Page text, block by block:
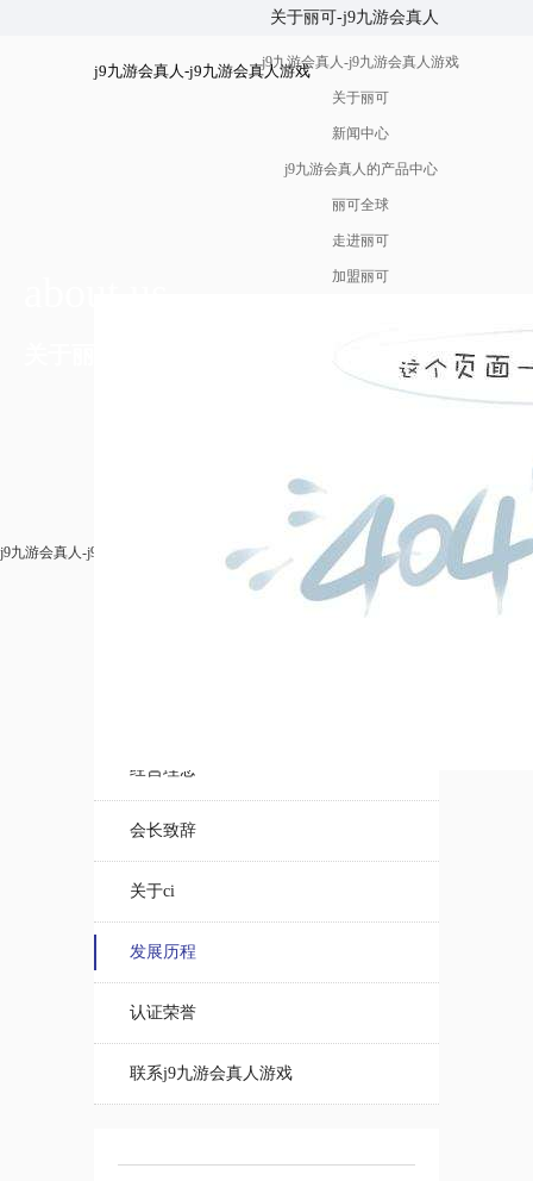
关于丽可-j9九游会真人
j9九游会真人-j9九游会真人游戏j9九游会真人-j9九游会真人游戏
关于丽可
新闻中心
j9九游会真人的产品中心
丽可全球
走进丽可
加盟丽可
j9九游会真人-j9九游会真人游戏 关于丽可 发展历程
经营理念
会长致辞
关于ci
发展历程
认证荣誉
联系j9九游会真人游戏